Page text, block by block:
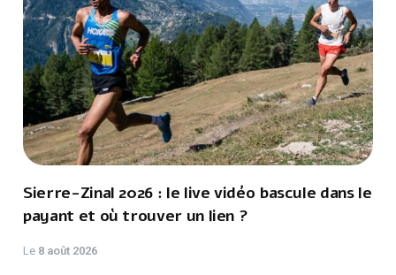
Sierre-Zinal 2026 : le live vidéo bascule dans le
payant et où trouver un lien ?
Le 8 août 2026